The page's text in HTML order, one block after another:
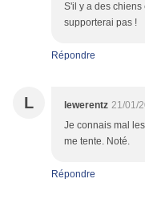
S'il y a des chiens
supporterai pas !
Répondre
L lewerentz 21/01/
Je connais mal
me tente. Noté.
Répondre